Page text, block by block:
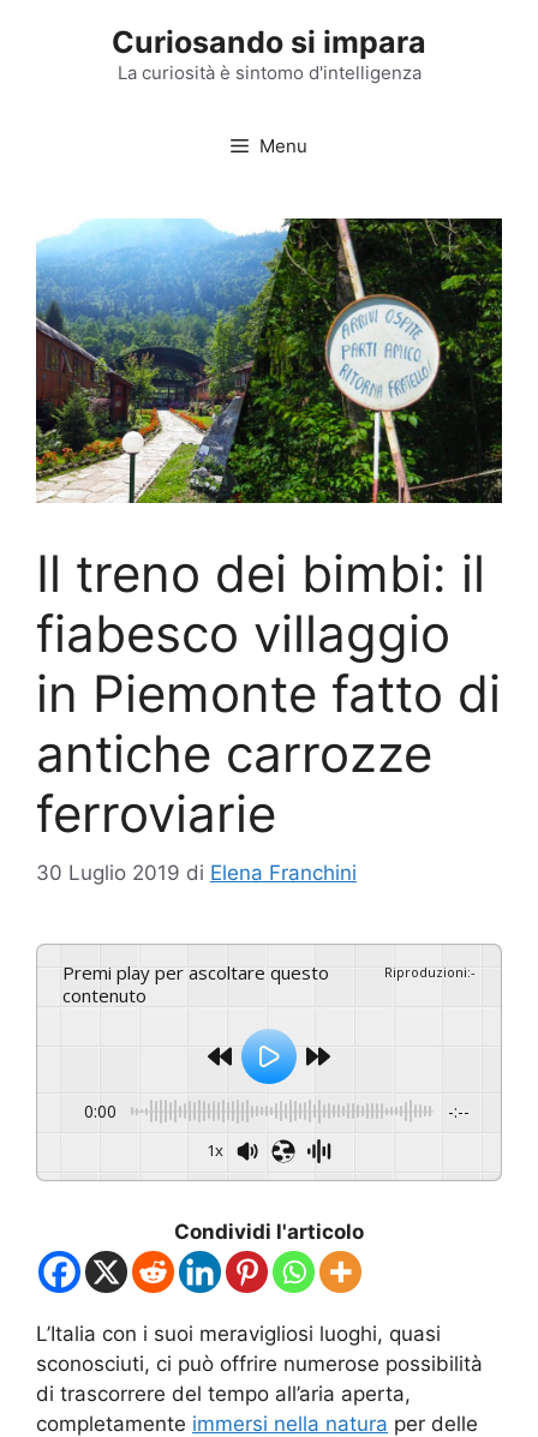
Curiosando si impara
La curiosità è sintomo d'intelligenza
Menu
Il treno dei bimbi: il
fiabesco villaggio
in Piemonte fatto di
antiche carrozze
ferroviarie
30 Luglio 2019 di Elena Franchini
Premi play per ascoltare questo
contenuto
Riproduzioni:-
0:00 -:--
1x
Condividi l'articolo
L’Italia con i suoi meravigliosi luoghi, quasi
sconosciuti, ci può offrire numerose possibilità
di trascorrere del tempo all’aria aperta,
completamente immersi nella natura per delle